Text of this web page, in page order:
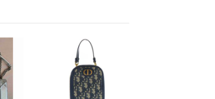
了承下さいませ。
合せ番号」履歴の残るものを利用
ません。